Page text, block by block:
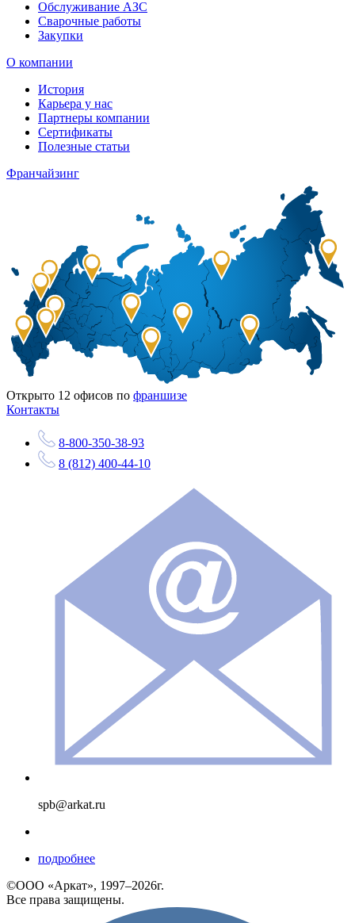
Обслуживание АЗС
Сварочные работы
Закупки
О компании
История
Карьера у нас
Партнеры компании
Сертификаты
Полезные статьи
Франчайзинг
Открыто 12 офисов по франшизе
Контакты
8-800-350-38-93
8 (812) 400-44-10
spb@arkat.ru
подробнее
©ООО «Аркат», 1997–2026г.
Все права защищены.